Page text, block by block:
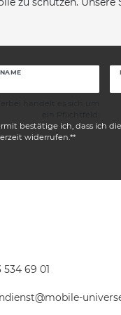
bestätige ich, dass ich die
widerrufen.**
534 69 01